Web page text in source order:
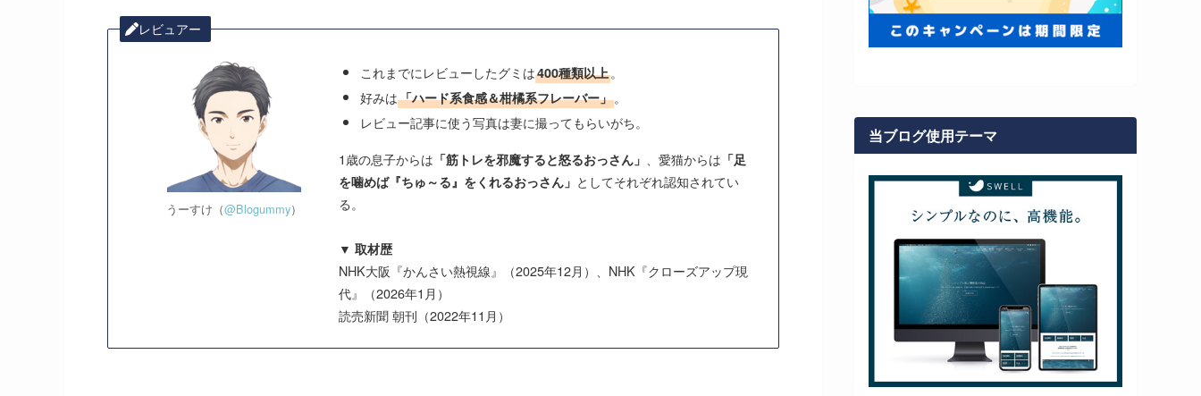
レビュアー
うーすけ（@Blogummy）
これまでにレビューしたグミは400種類以上。
好みは「ハード系食感＆柑橘系フレーバー」。
レビュー記事に使う写真は妻に撮ってもらいがち。
1歳の息子からは 「筋トレを邪魔すると怒るおっさん」 、愛猫からは 「足
を噛めば『ちゅ～る』をくれるおっさん」 としてそれぞれ認知されてい
る。
▼ 取材歴
NHK大阪『かんさい熱視線』（2025年12月）、NHK『クローズアップ現
代』（2026年1月）
読売新聞 朝刊（2022年11月）
当ブログ使用テーマ